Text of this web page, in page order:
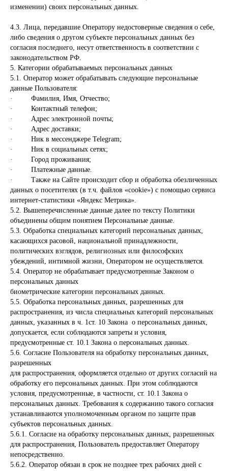
изменении) своих персональных данных.
4.3. Лица, передавшие Оператору недостоверные сведения о себе,
либо сведения о другом субъекте персональных данных без
согласия последнего, несут ответственность в соответствии с
законодательством РФ.
5. Категории обрабатываемых персональных данных
5.1. Оператор может обрабатывать следующие персональные
данные Пользователя:
· Фамилия, Имя, Отчество;
· Контактный телефон;
· Адрес электронной почты;
· Адрес доставки;
· Ник в мессенджере Telegram;
· Ник в социальных сетях;
· Город проживания;
· Платежные данные.
· Также на Сайте происходит сбор и обработка обезличенных
данных о посетителях (в т.ч. файлов «cookie») с помощью сервиса
интернет-статистики «Яндекс Метрика».
5.2. Вышеперечисленные данные далее по тексту Политики
объединены общим понятием Персональные данные.
5.3. Обработка специальных категорий персональных данных,
касающихся расовой, национальной принадлежности,
политических взглядов, религиозных или философских
убеждений, интимной жизни, Оператором не осуществляется.
5.4. Оператор не обрабатывает предусмотренные Законом о
персональных данных
биометрические категории персональных данных.
5.5. Обработка персональных данных, разрешенных для
распространения, из числа специальных категорий персональных
данных, указанных в ч. 1ст. 10 Закона о персональных данных,
допускается, если соблюдаются запреты и условия,
предусмотренные ст. 10.1 Закона о персональных данных.
5.6. Согласие Пользователя на обработку персональных данных,
разрешенных
для распространения, оформляется отдельно от других согласий на
обработку его персональных данных. При этом соблюдаются
условия, предусмотренные, в частности, ст. 10.1 Закона о
персональных данных. Требования к содержанию такого согласия
устанавливаются уполномоченным органом по защите прав
субъектов персональных данных.
5.6.1. Согласие на обработку персональных данных, разрешенных
для распространения, Пользователь предоставляет Оператору
непосредственно.
5.6.2. Оператор обязан в срок не позднее трех рабочих дней с